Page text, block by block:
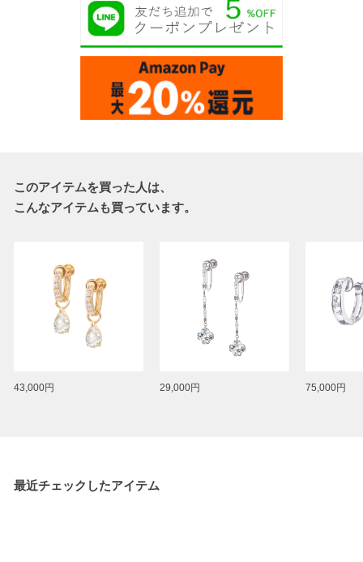
このアイテムを買った人は、
こんなアイテムも買っています。
43,000円 29,000円 75,000円
最近チェックしたアイテム